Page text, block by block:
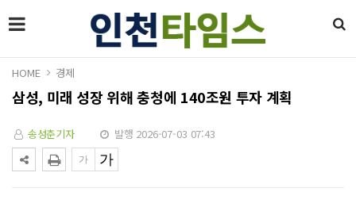
HOME 경제
삼성, 미래 성장 위해 충청에 140조원 투자 계획
송성춘기자 발행 2026-07-03 07:43